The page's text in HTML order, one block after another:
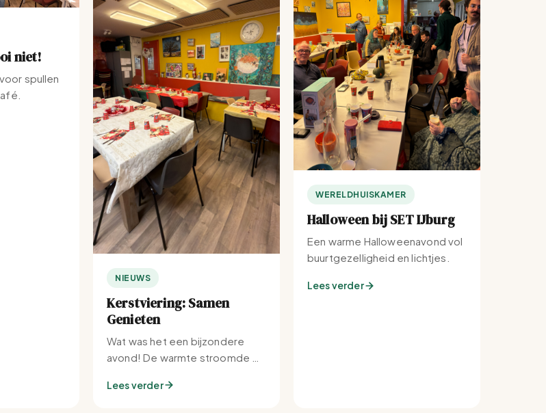
niet!
spullen
NIEUWS
Kerstviering: Samen
Genieten
Wat was het een bijzondere
avond! De warmte stroomde bij
Lees verder
WERELDHUISKAMER
Halloween bij SET IJburg
Een warme Halloweenavond vol
buurtgezelligheid en lichtjes.
Lees verder